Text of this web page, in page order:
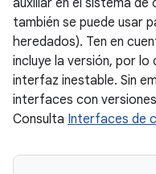
auxiliar en el sistema de
también se puede usar
heredados). Ten en
incluye la versión, por lo
interfaz inestable. Sin
interfaces con
Consulta Interfaces de